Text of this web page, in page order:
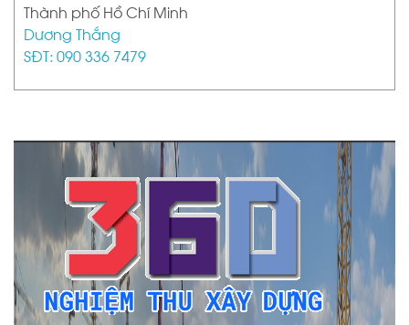
Thành phố Hồ Chí Minh
Dương Thắng
SĐT: 090 336 7479